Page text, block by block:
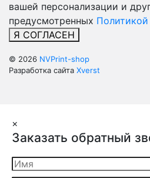
вашей персонализации и
предусмотренных
Я СОГЛАСЕН
© 2026 NVPrint-shop
Разработка сайта Xverst
×
Заказать обратный